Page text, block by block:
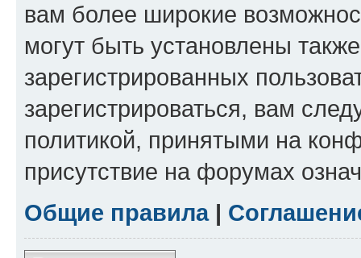
вам более широкие
могут быть установлены
зарегистрированных
зарегистрироваться, вам
политикой, принятыми на
присутствие на форумах
Общие правила|